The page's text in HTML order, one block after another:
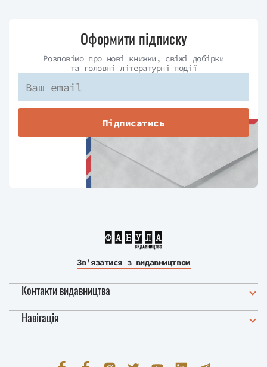
Оформити підписку
Розповімо про нові книжки, свіжі добірки
та головні літературні події
Підписатись
Зв’язатися з видавництвом
Контакти видавництва
Навігація